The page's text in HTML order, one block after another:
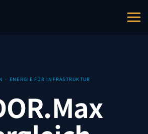
· ENERGIE FÜR INFRASTRUKTUR